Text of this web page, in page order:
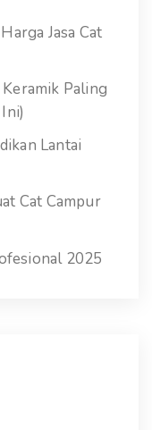
Jasa Cat
Paling
Lantai
Cat Campur
2025